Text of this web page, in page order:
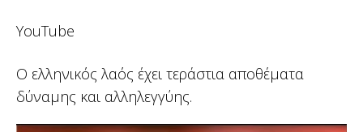
YouTube
Ο ελληνικός λαός έχει τεράστια αποθέματα
δύναμης και αλληλεγγύης.